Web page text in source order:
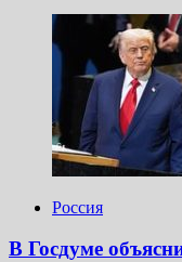
Россия
В Госдуме